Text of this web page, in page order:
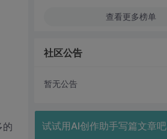
的
查看更多榜单
社区公告
暂无公告
试试用AI创作助手写篇文章吧